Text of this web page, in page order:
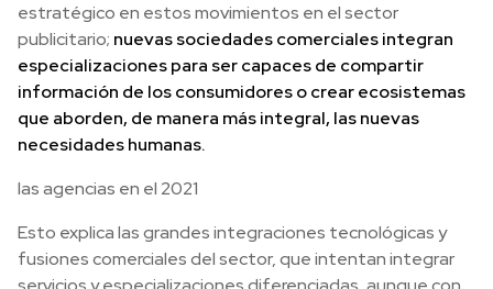
estratégico en estos movimientos en el sector
publicitario; nuevas sociedades comerciales integran
especializaciones para ser capaces de compartir
información de los consumidores o crear ecosistemas
que aborden, de manera más integral, las nuevas
necesidades humanas.
las agencias en el 2021
Esto explica las grandes integraciones tecnológicas y
fusiones comerciales del sector, que intentan integrar